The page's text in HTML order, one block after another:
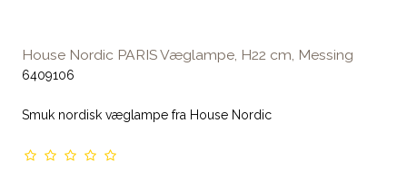
House Nordic PARIS Væglampe, H22 cm, Messing
6409106
Smuk nordisk væglampe fra House Nordic